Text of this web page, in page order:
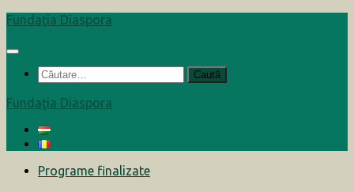
Skip
content
Fundaţia Diaspora
Caută
după:
Fundaţia Diaspora
Programe finalizate